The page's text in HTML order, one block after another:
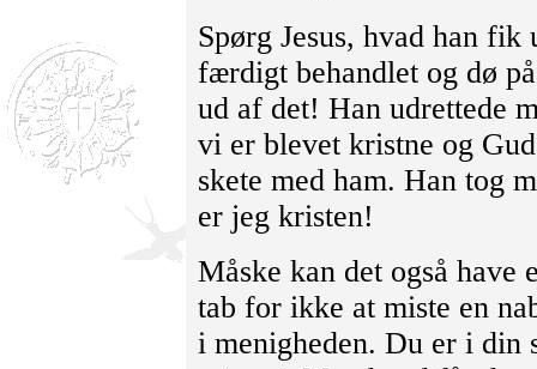
Spørg Jesus, hvad han
færdigt behandlet og dø
ud af det! Han udrettede
vi er blevet kristne og
skete med ham. Han tog
er jeg kristen!
Måske kan det også
tab for ikke at miste en
i menigheden. Du er i din